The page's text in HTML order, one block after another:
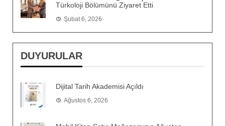
Türkoloji Bölümünü Ziyaret Etti
Şubat 6, 2026
DUYURULAR
Dijital Tarih Akademisi Açıldı
Ağustos 6, 2026